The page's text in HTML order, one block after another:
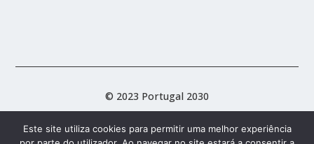
© 2023 Portugal 2030
Este site utiliza cookies para permitir uma melhor experiência